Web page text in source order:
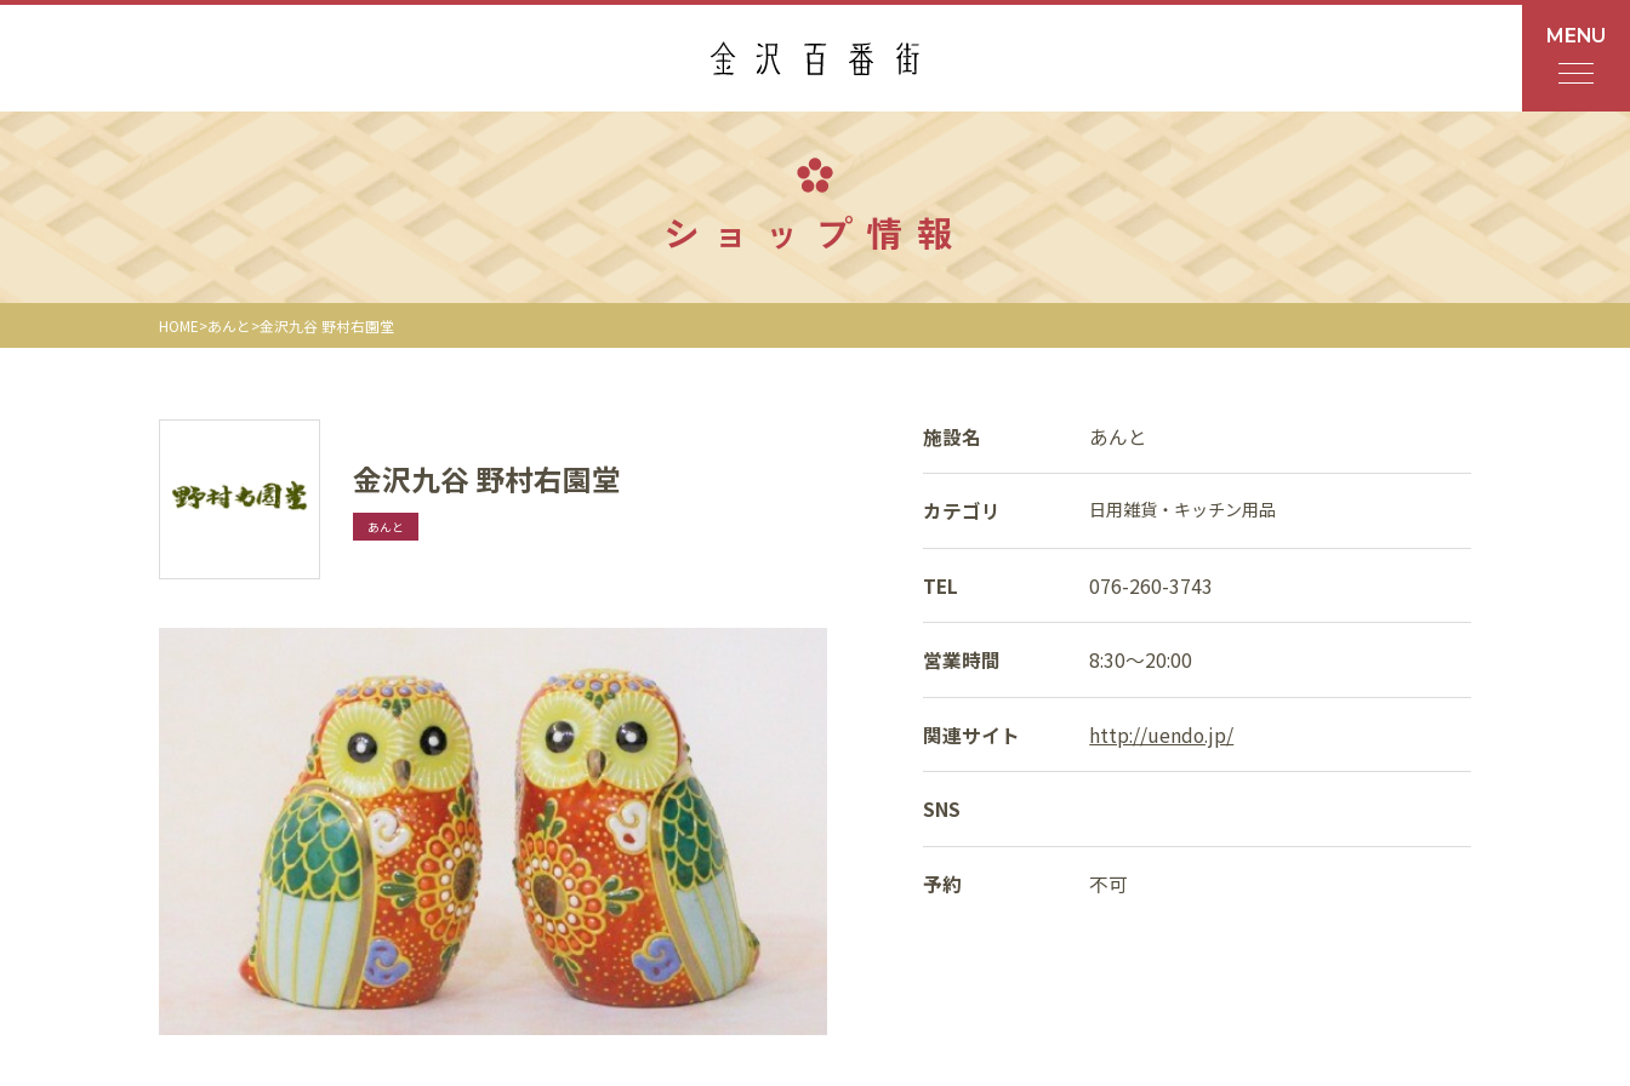
MENU
あんと
Rinto
レストラン・カフェ
イベント
アクセス・パーキング
館内サービス
ショップ情報
HOME あんと 金沢九谷 野村右園堂
金沢九谷 野村右園堂
あんと
施設名 あんと
カテゴリ 日用雑貨・キッチン用品
TEL 076-260-3743
営業時間 8:30～20:00
関連サイト http://uendo.jp/
SNS
予約 不可